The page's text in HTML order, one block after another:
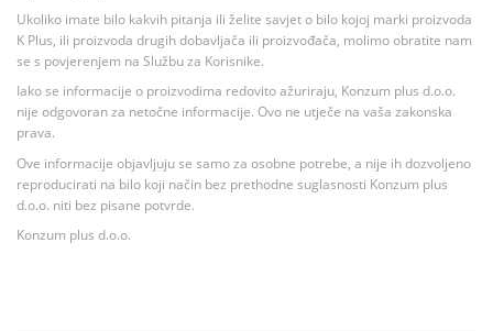
Ukoliko imate bilo kakvih pitanja ili želite savjet o bilo kojoj marki proizvoda
K Plus, ili proizvoda drugih dobavljača ili proizvođača, molimo obratite nam
se s povjerenjem na Službu za Korisnike.
Iako se informacije o proizvodima redovito ažuriraju, Konzum plus d.o.o.
nije odgovoran za netočne informacije. Ovo ne utječe na vaša zakonska
prava.
Ove informacije objavljuju se samo za osobne potrebe, a nije ih dozvoljeno
reproducirati na bilo koji način bez prethodne suglasnosti Konzum plus
d.o.o. niti bez pisane potvrde.
Konzum plus d.o.o.